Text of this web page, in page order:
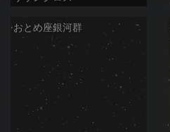
おとめ座銀河群